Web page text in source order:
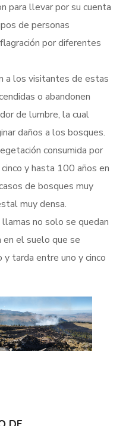
para llevar por su cuenta
de personas
por diferentes
a los visitantes de estas
o abandonen
de lumbre, la cual
daños a los bosques.
consumida por
y hasta 100 años en
de bosques muy
muy densa.
no solo se quedan
en el suelo que se
y tarda entre uno y cinco